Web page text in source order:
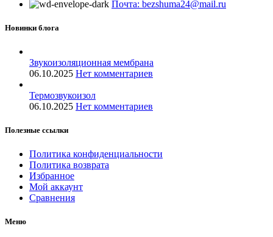
Почта: bezshuma24@mail.ru
Новинки блога
Звукоизоляционная мембрана
06.10.2025 Нет комментариев
Термозвукоизол
06.10.2025 Нет комментариев
Полезные ссылки
Политика конфиденциальности
Политика возврата
Избранное
Мой аккаунт
Сравнения
Меню